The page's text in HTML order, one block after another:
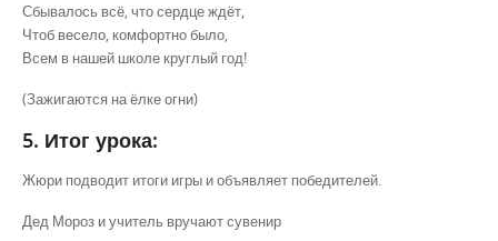
Сбывалось всё, что сердце ждёт,
Чтоб весело, комфортно было,
Всем в нашей школе круглый год!
(Зажигаются на ёлке огни)
5. Итог урока:
Жюри подводит итоги игры и объявляет победителей.
Дед Мороз и учитель вручают сувенир